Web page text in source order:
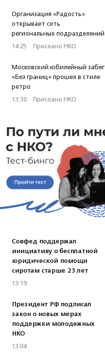
Организация «Радость»
открывает сеть
региональных подразделений
14:25 · Прислано НКО
Московский юбилейный забег
«Без границ» прошел в стиле
ретро
13:30 · Прислано НКО
Совфед поддержал
инициативу о бесплатной
юридической помощи
сиротам старше 23 лет
13:19
Президент РФ подписал
закон о новых мерах
поддержки молодежных
НКО
13:04